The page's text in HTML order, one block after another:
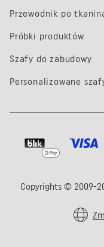
Przewodnik po
Próbki produktów
Szafy do zabudowy
Personalizowane
Copyrights © 2009-